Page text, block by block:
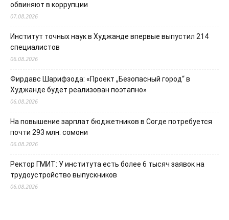
обвиняют в коррупции
07.08.2026
Институт точных наук в Худжанде впервые выпустил 214
специалистов
06.08.2026
Фирдавс Шарифзода: «Проект „Безопасный город“ в
Худжанде будет реализован поэтапно»
06.08.2026
На повышение зарплат бюджетников в Согде потребуется
почти 293 млн. сомони
06.08.2026
Ректор ГМИТ: У института есть более 6 тысяч заявок на
трудоустройство выпускников
06.08.2026